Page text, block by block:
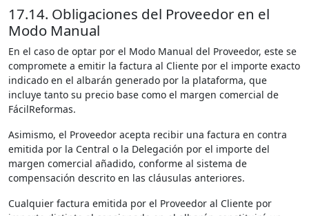
17.14. Obligaciones del Proveedor en el
Modo Manual
En el caso de optar por el Modo Manual del Proveedor, este se
compromete a emitir la factura al Cliente por el importe exacto
indicado en el albarán generado por la plataforma, que
incluye tanto su precio base como el margen comercial de
FácilReformas.
Asimismo, el Proveedor acepta recibir una factura en contra
emitida por la Central o la Delegación por el importe del
margen comercial añadido, conforme al sistema de
compensación descrito en las cláusulas anteriores.
Cualquier factura emitida por el Proveedor al Cliente por